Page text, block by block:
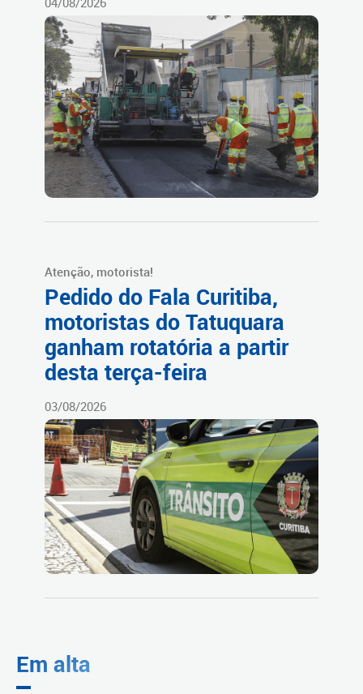
Atenção, motorista!
Pedido do Fala Curitiba,
motoristas do Tatuquara
ganham rotatória a partir
desta terça-feira
03/08/2026
Em alta